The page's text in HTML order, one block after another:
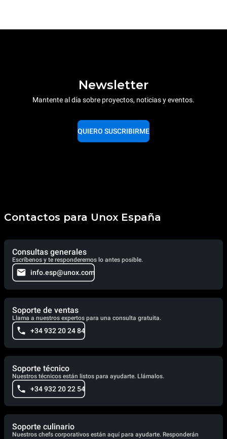
Newsletter
Mantente al día sobre proyectos, noticias y eventos.
QUIERO SUSCRIBIRME
Contactos para Unox España
Consultas generales
Escríbenos y te responderemos lo antes posible.
info.esp@unox.com
Soporte de ventas
Llama a nuestros expertos para una consulta gratuita.
+34 932 20 24 84
Soporte técnico
Nuestros técnicos están listos para ayudarte. Llámalos.
+34 932 20 22 54
Soporte culinario
Nuestros chefs corporativos están aquí para ayudarte. Responderán